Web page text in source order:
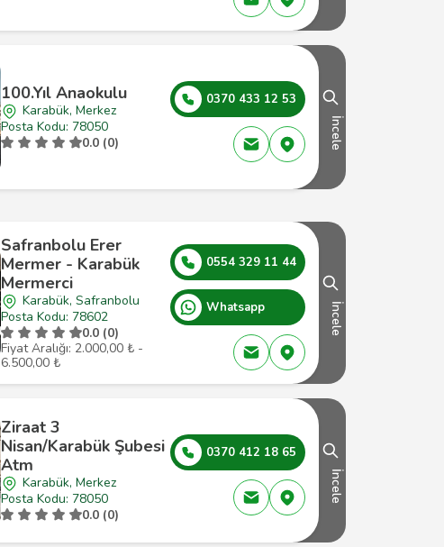
100.Yıl Anaokulu
Karabük, Merkez
Posta Kodu: 78050
0.0 (0)
0370 433 12 53
İncele
Safranbolu Erer
Mermer - Karabük
Mermerci
Karabük, Safranbolu
Posta Kodu: 78602
0.0 (0)
Fiyat Aralığı: 2.000,00 ₺ -
6.500,00 ₺
0554 329 11 44
Whatsapp İncele
Ziraat 3
Nisan/Karabük Şubesi
Atm
Karabük, Merkez
Posta Kodu: 78050
0.0 (0)
0370 412 18 65
İncele